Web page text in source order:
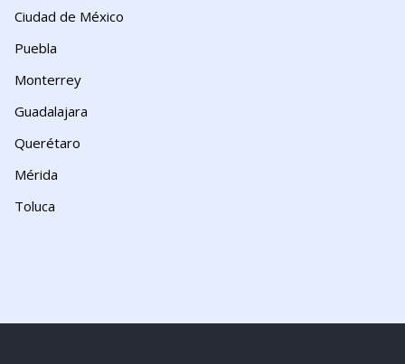
Ciudad de México
Puebla
Monterrey
Guadalajara
Querétaro
Mérida
Toluca